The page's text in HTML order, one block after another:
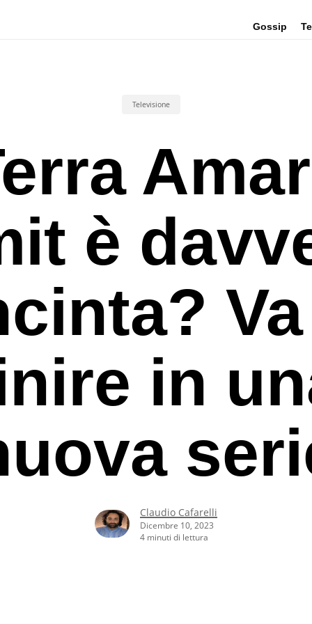
Gossip
Televisione
è
in
Claudio Cafarelli
Dicembre 10, 2023
4 minuti di lettura